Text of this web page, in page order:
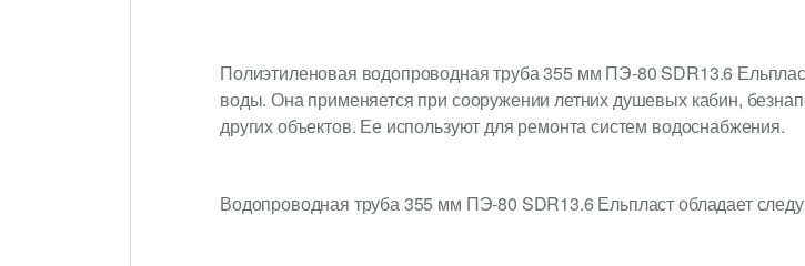
Полиэтиленовая водопроводная труба 355 мм ПЭ-80 SDR13.6
воды. Она применяется при сооружении летних душевых кабин,
других объектов. Ее используют для ремонта систем водоснабжения.
Водопроводная труба 355 мм ПЭ-80 SDR13.6 Ельпласт обладает